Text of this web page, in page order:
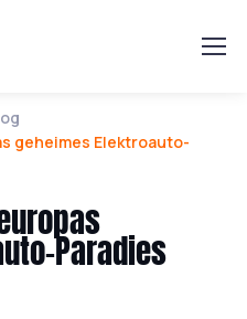
geheimes Elektroauto-
Paradies